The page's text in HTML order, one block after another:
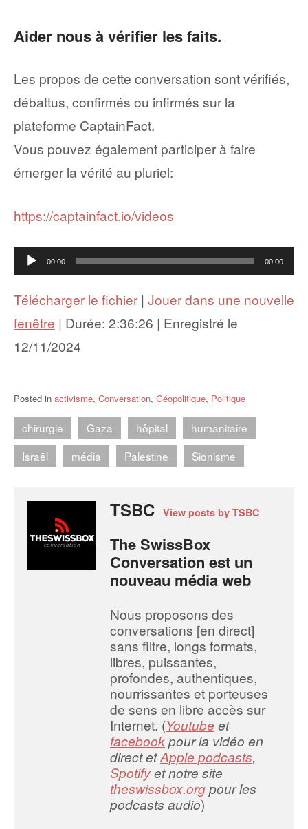
Aider nous à vérifier les faits.
Les propos de cette conversation sont vérifiés,
débattus, confirmés ou infirmés sur la
plateforme CaptainFact.
Vous pouvez également participer à faire
émerger la vérité au pluriel:
https://captainfact.io/videos
Lecteur
audio
00:00 00:00
Télécharger le fichier| Jouer dans une nouvelle
fenêtre | Durée: 2:36:26 | Enregistré le
12/11/2024
Posted in activisme, Conversation, Géopolitique, Politique
chirurgie Gaza hôpital
humanitaire
Israël
média Palestine Sionisme
TSBC View posts by TSBC
The SwissBox
Conversation est un
nouveau média web
Nous proposons des
conversations [en direct]
sans filtre, longs formats,
libres, puissantes,
profondes, authentiques,
nourrissantes et porteuses
de sens en libre accès sur
Internet. (Youtube et
facebookpour la vidéo en
direct etApple podcasts,
Spotifyet notre site
theswissbox.orgpour les
podcasts audio)